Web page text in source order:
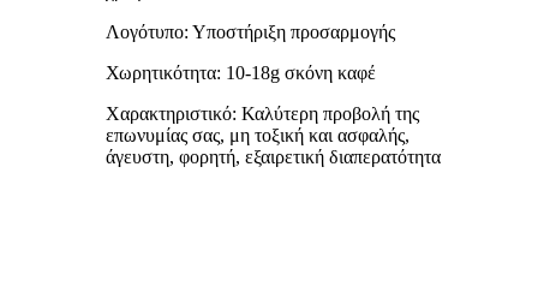
Λογότυπο: Υποστήριξη προσαρμογής
Χωρητικότητα: 10-18g σκόνη καφέ
Χαρακτηριστικό: Καλύτερη προβολή της
επωνυμίας σας, μη τοξική και ασφαλής,
άγευστη, φορητή, εξαιρετική διαπερατότητα